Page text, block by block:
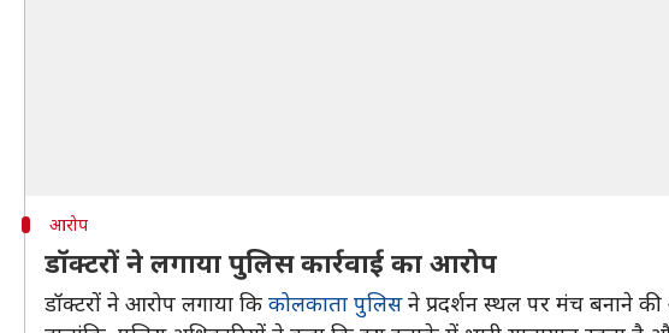
आरोप
डॉक्टरों ने लगाया पुलिस कार्रवाई का आरोप
डॉक्टरों ने आरोप लगाया कि कोलकाता पुलिसने प्रदर्शन स्थल पर मंच बनाने की